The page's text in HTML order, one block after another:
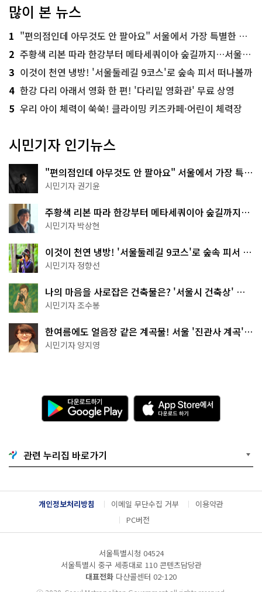
많이 본 뉴스
1 "편의점인데 아무것도 안 팔아요" 서울에서 가장 특별한 편의점의 정체
2 주황색 리본 따라 한강부터 메타세쿼이아 숲길까지…서울둘레길 15코스
3 이것이 천연 냉방! '서울둘레길 9코스'로 숲속 피서 떠나볼까
4 한강 다리 아래서 영화 한 편! '다리밑 영화관' 무료 상영
5 우리 아이 체력이 쑥쑥! 클라이밍 키즈카페·어린이 체력장
시민기자 인기뉴스
"편의점인데 아무것도 안 팔아요" 서울에서 가장 특별
한 편의점의 정체
시민기자 권기윤
주황색 리본 따라 한강부터 메타세쿼이아 숲길까지…
서울둘레길 15코스
시민기자 박상현
이것이 천연 냉방! '서울둘레길 9코스'로 숲속 피서 떠
나볼까
시민기자 정향선
나의 마음을 사로잡은 건축물은? '서울시 건축상' 수
상작 공개!
시민기자 조수봉
한여름에도 얼음장 같은 계곡물! 서울 '진관사 계곡'이
천국이네~
시민기자 양지영
다
운
로
기
G
o
g
l
e
A
p
p
e
서
다
운
관련 누리집 바로가기
개인정보처리방침 이메일 무단수집 거부
이용약관
PC버전
서울특별시청 04524
서울특별시 중구 세종대로 110 콘텐츠담당관
대표전화 다산콜센터 02-120